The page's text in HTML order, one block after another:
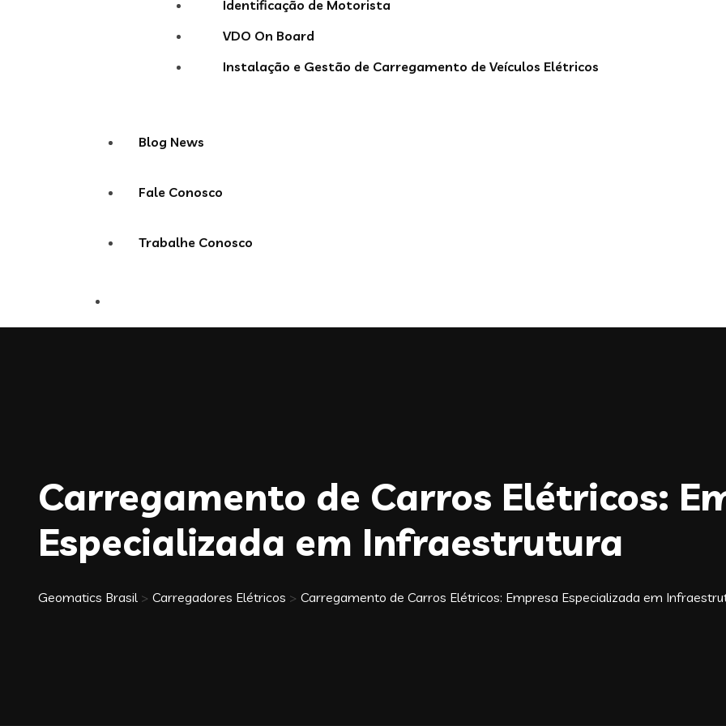
Identificação de Motorista
VDO On Board
Instalação e Gestão de Carregamento de Veículos Elétricos
Blog News
Fale Conosco
Trabalhe Conosco
Carregamento de Carros Elétricos:
Especializada em Infraestrutura
Geomatics Brasil > Carregadores Elétricos > Carregamento de Carros Elétricos: Empresa Especializada em